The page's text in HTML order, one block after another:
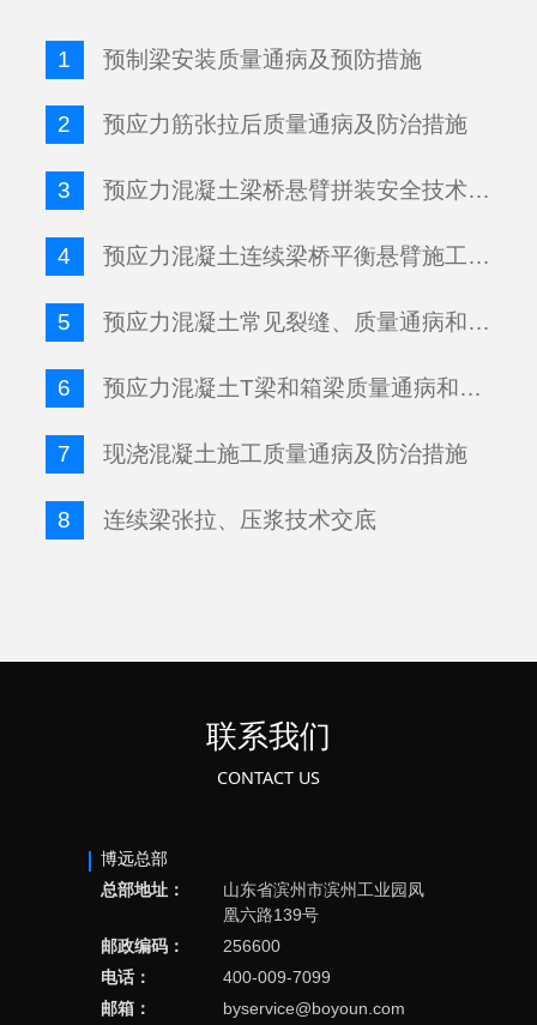
1 预制梁安装质量通病及预防措施
2 预应力筋张拉后质量通病及防治措施
3 预应力混凝土梁桥悬臂拼装安全技术交底
4 预应力混凝土连续梁桥平衡悬臂施工质量通病及处理措施
5 预应力混凝土常见裂缝、质量通病和防治措施
6 预应力混凝土T梁和箱梁质量通病和防治措施
7 现浇混凝土施工质量通病及防治措施
8 连续梁张拉、压浆技术交底
联系我们
CONTACT US
博远总部
总部地址：
山东省滨州市滨州工业园凤
凰六路139号
邮政编码：
256600
电话：
400-009-7099
邮箱：
byservice@boyoun.com